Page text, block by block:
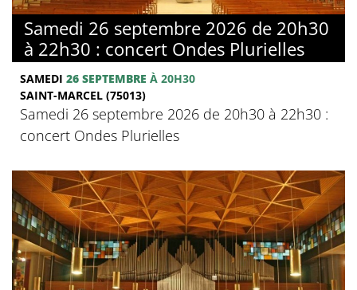
Samedi 26 septembre 2026 de 20h30
à 22h30 : concert Ondes Plurielles
SAMEDI 26 SEPTEMBRE À 20H30
SAINT-MARCEL (75013)
Samedi 26 septembre 2026 de 20h30 à 22h30 :
concert Ondes Plurielles